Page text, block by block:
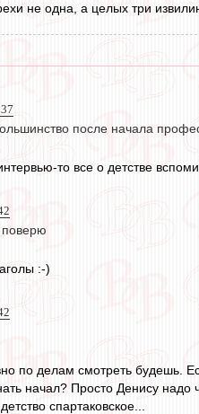
не одна, а целых три
после начала
то все о детстве
поверю
:-)
по делам смотреть будешь.
начал? Просто Денису
спартаковское...